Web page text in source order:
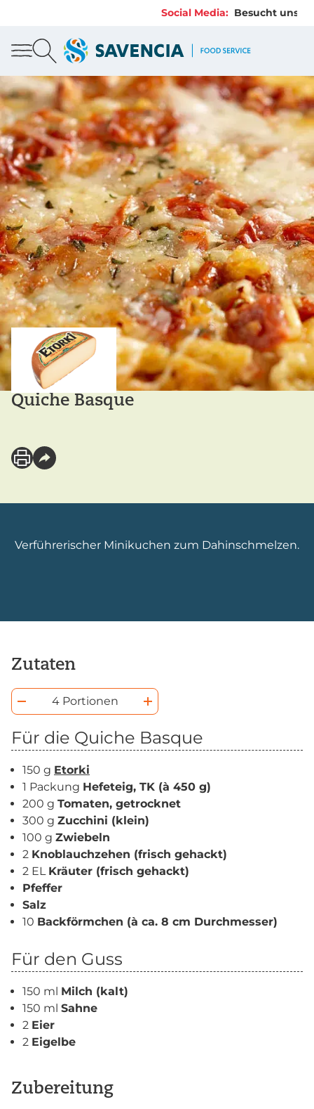
Social Media: Besucht uns
Quiche Basque
Verführerischer Minikuchen zum Dahinschmelzen.
Zutaten
4 Portionen
Für die Quiche Basque
150 g Etorki
1 Packung Hefeteig, TK (à 450 g)
200 g Tomaten, getrocknet
300 g Zucchini (klein)
100 g Zwiebeln
2 Knoblauchzehen (frisch gehackt)
2 EL Kräuter (frisch gehackt)
Pfeffer
Salz
10 Backförmchen (à ca. 8 cm Durchmesser)
Für den Guss
150 ml Milch (kalt)
150 ml Sahne
2 Eier
2 Eigelbe
Zubereitung